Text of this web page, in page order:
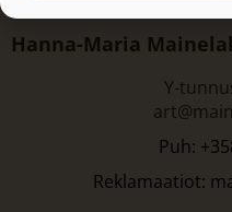
Hanna-Maria
Y-
Puh:
Reklamaatiot: